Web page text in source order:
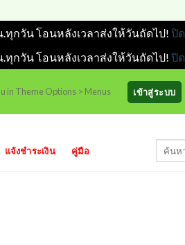
กวัน โอนหลังเวลาส่งให้วันถัดไป! ปิด
กวัน โอนหลังเวลาส่งให้วันถัดไป! ปิด
in Theme Options > Menus เข้าสู่ระบบ
แจ้งชำระเงิน คู่มือ
ค้นหา: